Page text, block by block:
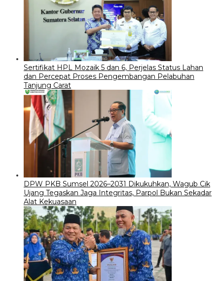
Sertifikat HPL Mozaik 5 dan 6, Perjelas Status Lahan
dan Percepat Proses Pengembangan Pelabuhan
Tanjung Carat
DPW PKB Sumsel 2026–2031 Dikukuhkan, Wagub Cik
Ujang Tegaskan Jaga Integritas, Parpol Bukan Sekadar
Alat Kekuasaan